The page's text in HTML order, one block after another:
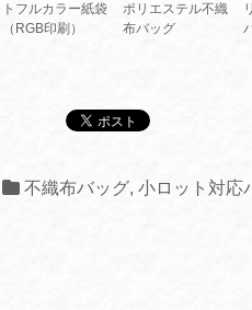
トフルカラー紙袋
（RGB印刷）
ポリエステル不織
布バッグ
不織布バッグ, 小ロット対応